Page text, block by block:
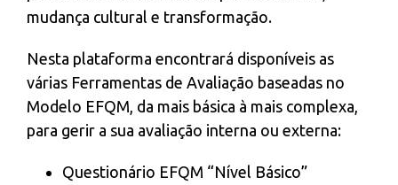
mudança cultural e transformação.
Nesta plataforma encontrará disponíveis as
várias Ferramentas de Avaliação baseadas no
Modelo EFQM, da mais básica à mais complexa,
para gerir a sua avaliação interna ou externa:
Questionário EFQM “Nível Básico”